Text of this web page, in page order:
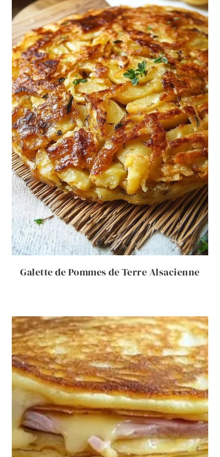
Galette de Pommes de Terre Alsacienne